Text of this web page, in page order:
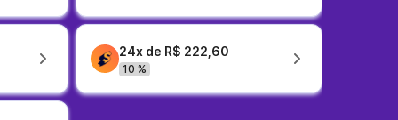
24x de R$ 222,60
10 %